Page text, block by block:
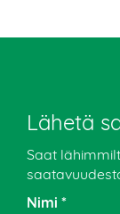
Lähetä
Saat
Nimi *